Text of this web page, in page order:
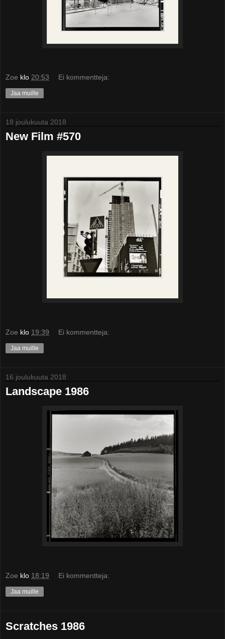
Zoe klo 20:53 Ei kommentteja:
Jaa muille
18 joulukuuta 2018
New Film #570
Zoe klo 19:39 Ei kommentteja:
Jaa muille
16 joulukuuta 2018
Landscape 1986
Zoe klo 18:19 Ei kommentteja:
Jaa muille
Scratches 1986